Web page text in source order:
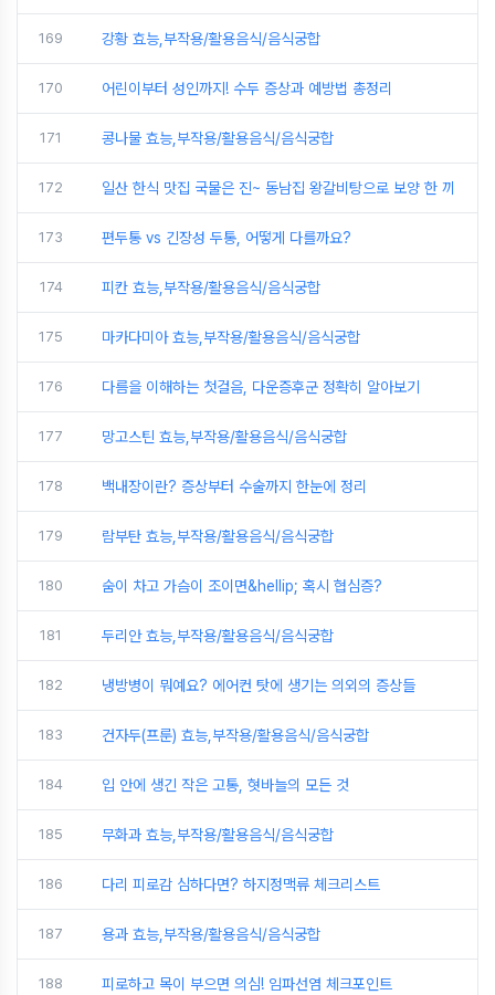
169 강황 효능,부작용/활용음식/음식궁합
170 어린이부터 성인까지! 수두 증상과 예방법 총정리
171 콩나물 효능,부작용/활용음식/음식궁합
172 일산 한식 맛집 국물은 진~ 동남집 왕갈비탕으로 보양 한 끼
173 편두통 vs 긴장성 두통, 어떻게 다를까요?
174 피칸 효능,부작용/활용음식/음식궁합
175 마카다미아 효능,부작용/활용음식/음식궁합
176 다름을 이해하는 첫걸음, 다운증후군 정확히 알아보기
177 망고스틴 효능,부작용/활용음식/음식궁합
178 백내장이란? 증상부터 수술까지 한눈에 정리
179 람부탄 효능,부작용/활용음식/음식궁합
180 숨이 차고 가슴이 조이면&hellip; 혹시 협심증?
181 두리안 효능,부작용/활용음식/음식궁합
182 냉방병이 뭐예요? 에어컨 탓에 생기는 의외의 증상들
183 건자두(프룬) 효능,부작용/활용음식/음식궁합
184 입 안에 생긴 작은 고통, 혓바늘의 모든 것
185 무화과 효능,부작용/활용음식/음식궁합
186 다리 피로감 심하다면? 하지정맥류 체크리스트
187 용과 효능,부작용/활용음식/음식궁합
188 피로하고 목이 부으면 의심! 임파선염 체크포인트